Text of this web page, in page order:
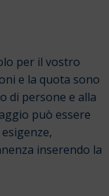
per il vostro
e la quota sono
di persone e alla
può essere
inserendo la